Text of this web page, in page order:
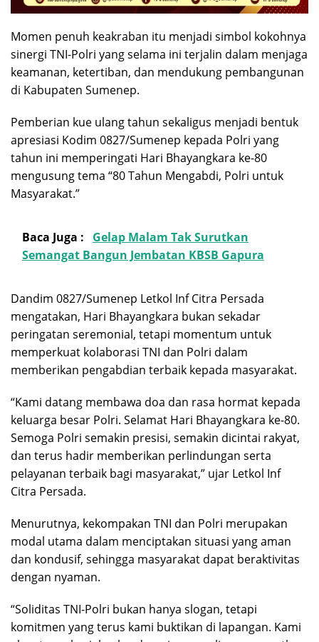
Momen penuh keakraban itu menjadi simbol kokohnya
sinergi TNI-Polri yang selama ini terjalin dalam menjaga
keamanan, ketertiban, dan mendukung pembangunan
di Kabupaten Sumenep.
Pemberian kue ulang tahun sekaligus menjadi bentuk
apresiasi Kodim 0827/Sumenep kepada Polri yang
tahun ini memperingati Hari Bhayangkara ke-80
mengusung tema “80 Tahun Mengabdi, Polri untuk
Masyarakat.”
Baca Juga :
Gelap Malam Tak Surutkan
Semangat Bangun Jembatan KBSB Gapura
Dandim 0827/Sumenep Letkol Inf Citra Persada
mengatakan, Hari Bhayangkara bukan sekadar
peringatan seremonial, tetapi momentum untuk
memperkuat kolaborasi TNI dan Polri dalam
memberikan pengabdian terbaik kepada masyarakat.
“Kami datang membawa doa dan rasa hormat kepada
keluarga besar Polri. Selamat Hari Bhayangkara ke-80.
Semoga Polri semakin presisi, semakin dicintai rakyat,
dan terus hadir memberikan perlindungan serta
pelayanan terbaik bagi masyarakat,” ujar Letkol Inf
Citra Persada.
Menurutnya, kekompakan TNI dan Polri merupakan
modal utama dalam menciptakan situasi yang aman
dan kondusif, sehingga masyarakat dapat beraktivitas
dengan nyaman.
“Soliditas TNI-Polri bukan hanya slogan, tetapi
komitmen yang terus kami buktikan di lapangan. Kami